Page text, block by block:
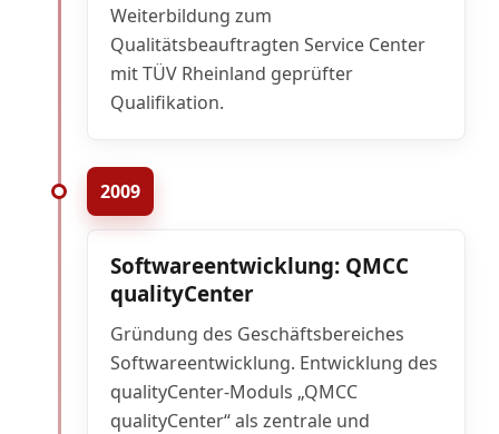
Weiterbildung zum
Qualitätsbeauftragten Service Center
mit TÜV Rheinland geprüfter
Qualifikation.
2009
Softwareentwicklung: QMCC
qualityCenter
Gründung des Geschäftsbereiches
Softwareentwicklung. Entwicklung des
qualityCenter-Moduls „QMCC
qualityCenter“ als zentrale und